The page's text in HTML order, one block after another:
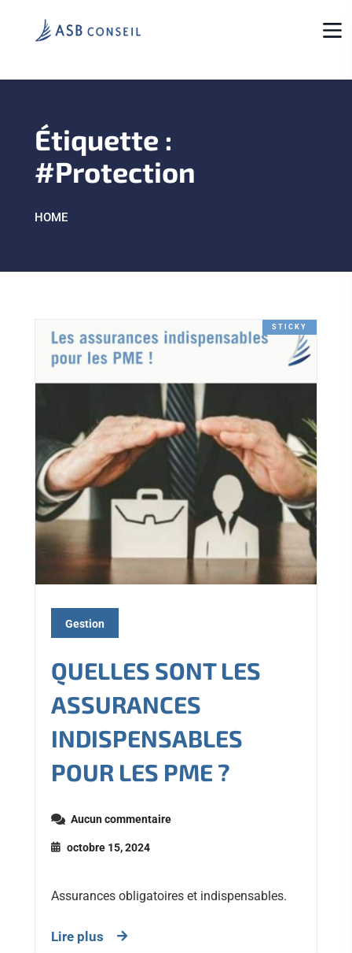
Étiquette :
#Protection
HOME
STICKY
Gestion
QUELLES SONT LES
ASSURANCES
INDISPENSABLES
POUR LES PME ?
Aucun commentaire
octobre 15, 2024
Assurances obligatoires et indispensables.
Lire plus